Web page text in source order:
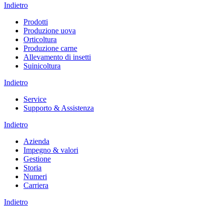
Indietro
Prodotti
Produzione uova
Orticoltura
Produzione carne
Allevamento di insetti
Suinicoltura
Indietro
Service
Supporto & Assistenza
Indietro
Azienda
Impegno & valori
Gestione
Storia
Numeri
Carriera
Indietro